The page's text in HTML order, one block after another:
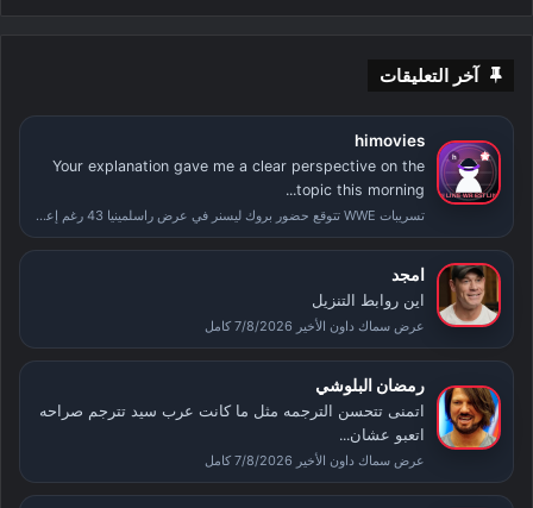
آخر التعليقات
himovies
Your explanation gave me a clear perspective on the
topic this morning...
تسريبات WWE تتوقع حضور بروك ليسنر في عرض راسلمينيا 43 رغم إعلان اعتزاله
امجد
اين روابط التنزيل
عرض سماك داون الأخير 7/8/2026 كامل
رمضان البلوشي
اتمنى تتحسن الترجمه مثل ما كانت عرب سيد تترجم صراحه
اتعبو عشان...
عرض سماك داون الأخير 7/8/2026 كامل